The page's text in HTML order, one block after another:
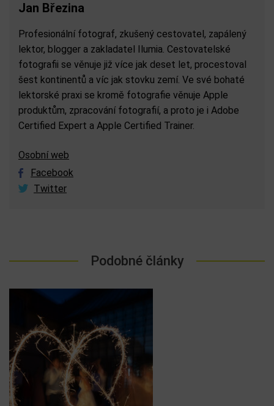
Jan Březina
Profesionální fotograf, zkušený cestovatel, zapálený
lektor, blogger a zakladatel Ilumia. Cestovatelské
fotografii se věnuje již více jak deset let, procestoval
šest kontinentů a víc jak stovku zemí. Ve své bohaté
lektorské praxi se kromě fotografie věnuje Apple
produktům, zpracování fotografií, a proto je i Adobe
Certified Expert a Apple Certified Trainer.
Osobní web
Facebook
Twitter
Podobné články